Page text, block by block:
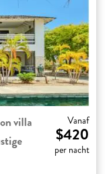
villa
Vanaf
$420
per nacht